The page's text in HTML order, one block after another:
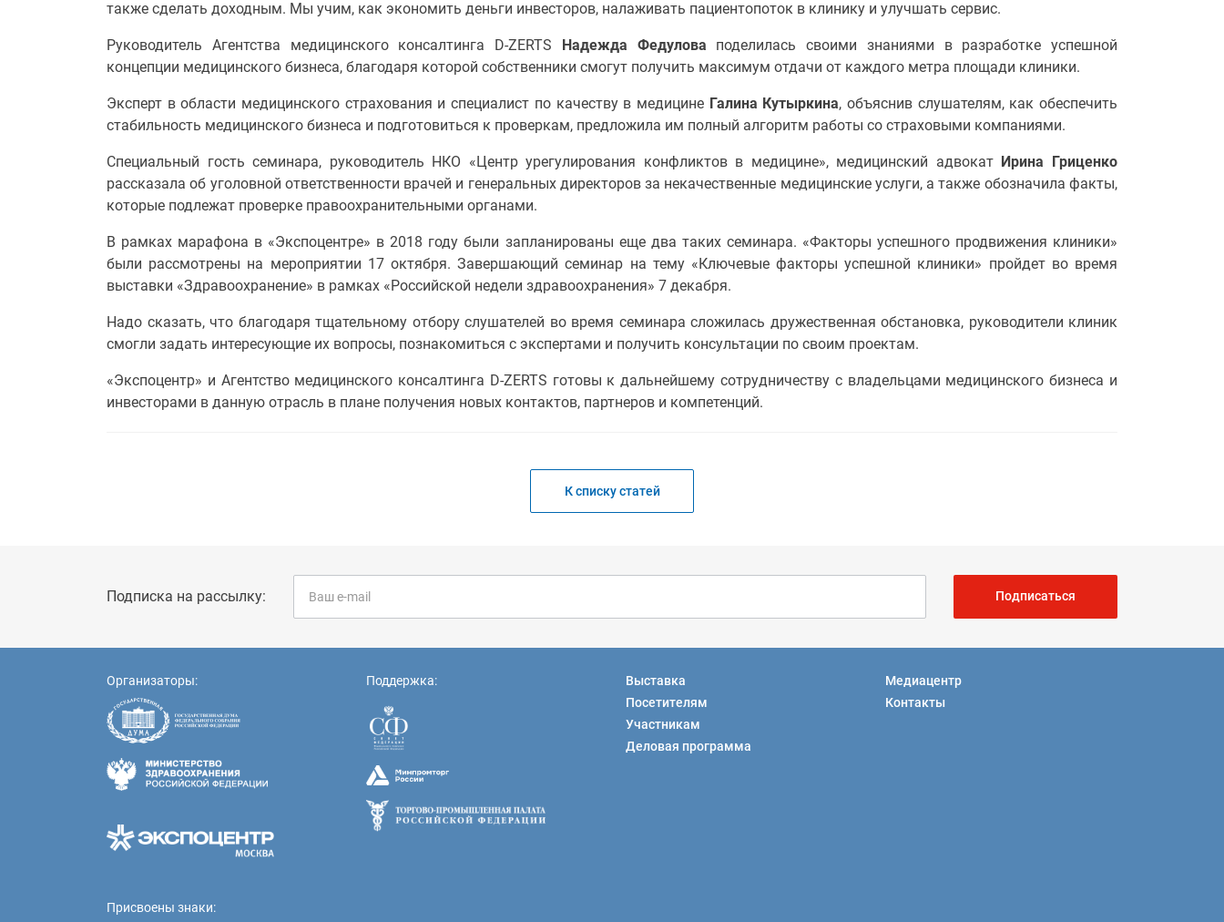
также сделать доходным. Мы учим, как экономить деньги инвесторов, налаживать пациентопоток в клинику и улучшать сервис.
Руководитель Агентства медицинского консалтинга D-ZERTS Надежда Федулова поделилась своими знаниями в разработке успешной
концепции медицинского бизнеса, благодаря которой собственники смогут получить максимум отдачи от каждого метра площади клиники.
Эксперт в области медицинского страхования и специалист по качеству в медицине Галина Кутыркина, объяснив слушателям, как обеспечить
стабильность медицинского бизнеса и подготовиться к проверкам, предложила им полный алгоритм работы со страховыми компаниями.
Специальный гость семинара, руководитель НКО «Центр урегулирования конфликтов в медицине», медицинский адвокат Ирина Гриценко
рассказала об уголовной ответственности врачей и генеральных директоров за некачественные медицинские услуги, а также обозначила факты,
которые подлежат проверке правоохранительными органами.
В рамках марафона в «Экспоцентре» в 2018 году были запланированы еще два таких семинара. «Факторы успешного продвижения клиники»
были рассмотрены на мероприятии 17 октября. Завершающий семинар на тему «Ключевые факторы успешной клиники» пройдет во время
выставки «Здравоохранение» в рамках «Российской недели здравоохранения» 7 декабря.
Надо сказать, что благодаря тщательному отбору слушателей во время семинара сложилась дружественная обстановка, руководители клиник
смогли задать интересующие их вопросы, познакомиться с экспертами и получить консультации по своим проектам.
«Экспоцентр» и Агентство медицинского консалтинга D-ZERTS готовы к дальнейшему сотрудничеству с владельцами медицинского бизнеса и
инвесторами в данную отрасль в плане получения новых контактов, партнеров и компетенций.
К списку статей
Подписка на рассылку: Подписаться
Организаторы:
Присвоены знаки:
Поддержка:
Выставка
Посетителям
Участникам
Деловая программа
Медиацентр
Контакты